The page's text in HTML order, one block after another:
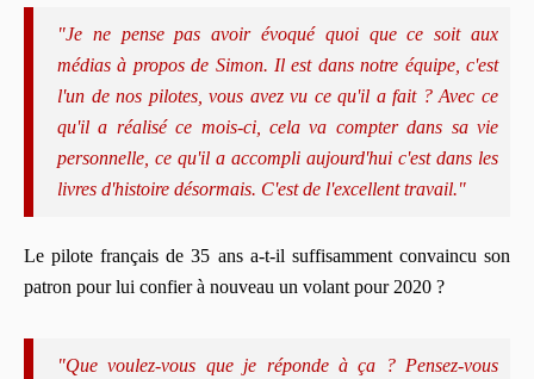
"Je ne pense pas avoir évoqué quoi que ce soit aux
médias à propos de Simon. Il est dans notre équipe, c'est
l'un de nos pilotes, vous avez vu ce qu'il a fait ? Avec ce
qu'il a réalisé ce mois-ci, cela va compter dans sa vie
personnelle, ce qu'il a accompli aujourd'hui c'est dans les
livres d'histoire désormais. C'est de l'excellent travail."
Le pilote français de 35 ans a-t-il suffisamment convaincu son
patron pour lui confier à nouveau un volant pour 2020 ?
"Que voulez-vous que je réponde à ça ? Pensez-vous